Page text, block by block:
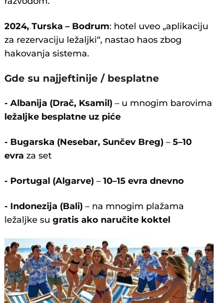
2024, Turska – Bodrum: hotel uveo „aplikaciju
za rezervaciju ležaljki“, nastao haos zbog
hakovanja sistema.
Gde su najjeftinije / besplatne
- Albanija (Drač, Ksamil) – u mnogim barovima
ležaljke besplatne uz piće
- Bugarska (Nesebar, Sunčev Breg) –5–10
evra za set
- Portugal (Algarve) –10–15 evra dnevno
- Indonezija (Bali) – na mnogim plažama
ležaljke sugratis ako naručite koktel